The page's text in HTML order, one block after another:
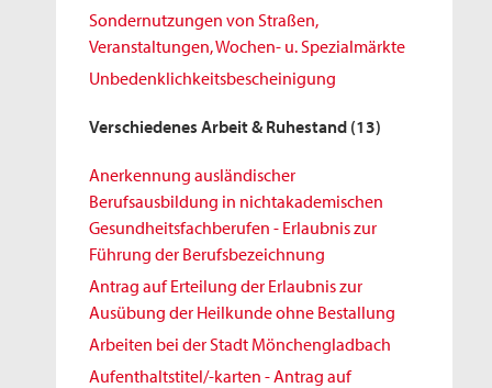
Sondernutzungen von Straßen,
Veranstaltungen, Wochen- u. Spezialmärkte
Unbedenklichkeitsbescheinigung
Verschiedenes Arbeit & Ruhestand (13)
Anerkennung ausländischer
Berufsausbildung in nichtakademischen
Gesundheitsfachberufen - Erlaubnis zur
Führung der Berufsbezeichnung
Antrag auf Erteilung der Erlaubnis zur
Ausübung der Heilkunde ohne Bestallung
Arbeiten bei der Stadt Mönchengladbach
Aufenthaltstitel/-karten - Antrag auf